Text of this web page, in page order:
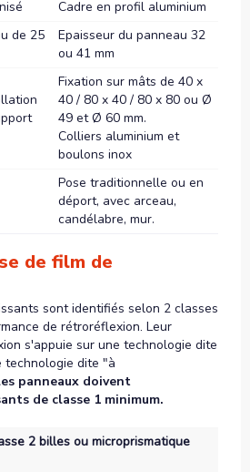
Cadre en profil aluminium
de 25
Epaisseur du panneau 32
ou 41 mm
Fixation sur mâts de 40 x
40 / 80 x 40 / 80 x 80 ou Ø
49 et Ø 60 mm.
Colliers aluminium et
boulons inox
Pose traditionnelle ou en
déport, avec arceau,
candélabre, mur.
de film de
sont identifiés selon 2 classes
de rétroréflexion. Leur
s'appuie sur une technologie dite
technologie dite "à
panneaux doivent
de classe 1 minimum.
2 billes ou microprismatique